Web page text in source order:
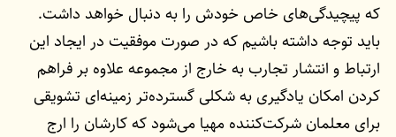
که پیچیدگی‌های خاص خودش را به دنبال خواهد داشت.
باید توجه داشته باشیم که در صورت موفقیت در ایجاد این
ارتباط و انتشار تجارب به خارج از مجموعه علاوه بر فراهم
کردن امکان یادگیری به شکلی گسترده‌تر زمینه‌ای تشویقی
برای معلمان شرکت‌کننده مهیا می‌شود که کارشان را ارج